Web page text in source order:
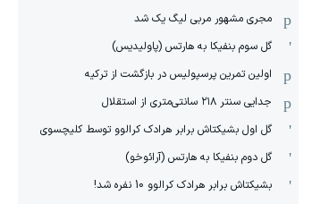
مجری مشهور مربی لیگ یک شد
گل سوم بنفیکا به هارتس (پاولیدیس)
اولین تمرین پرسپولیس در بازگشت از ترکیه
جدایی سنتر ۲۱۸ سانتی‌متری از استقلال
گل اول بشیکتاش برابر هرادک کرالوو توسط کلیچسوی
گل دوم بنفیکا به هارتس (آرائوخو)
بشیکتاش برابر هرادک کرالوو 10 نفره شد!